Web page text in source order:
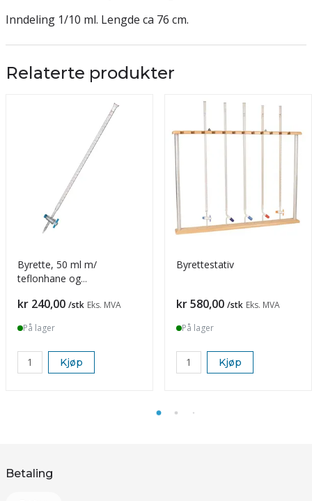
Inndeling 1/10 ml. Lengde ca 76 cm.
Relaterte produkter
Byrette, 50 ml m/
teflonhane og
Pris
kr 240,00 /stk Eks. MVA
På lager
Kjøp
Byrettestativ
Pris
kr 580,00 /stk Eks. MVA
På lager
Kjøp
Betaling